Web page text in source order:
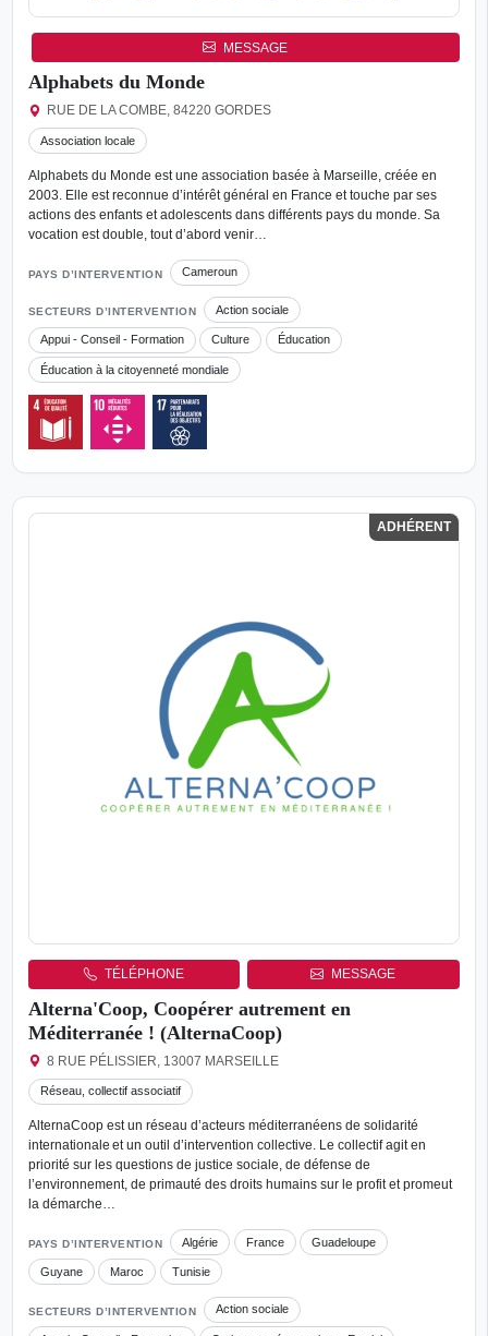
MESSAGE
Alphabets du Monde
RUE DE LA COMBE, 84220 GORDES
Association locale
Alphabets du Monde est une association basée à Marseille, créée en
2003. Elle est reconnue d’intérêt général en France et touche par ses
actions des enfants et adolescents dans différents pays du monde. Sa
vocation est double, tout d’abord venir…
PAYS D’INTERVENTION Cameroun
SECTEURS D’INTERVENTION Action sociale
Appui - Conseil - Formation Culture Éducation
Éducation à la citoyenneté mondiale
ADHÉRENT
TÉLÉPHONE MESSAGE
Alterna'Coop, Coopérer autrement en
Méditerranée ! (AlternaCoop)
8 RUE PÉLISSIER, 13007 MARSEILLE
Réseau, collectif associatif
AlternaCoop est un réseau d’acteurs méditerranéens de solidarité
internationale et un outil d’intervention collective. Le collectif agit en
priorité sur les questions de justice sociale, de défense de
l’environnement, de primauté des droits humains sur le profit et promeut
la démarche…
PAYS D’INTERVENTION Algérie France Guadeloupe
Guyane Maroc Tunisie
SECTEURS D’INTERVENTION Action sociale